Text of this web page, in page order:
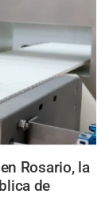
Rosario, la
de